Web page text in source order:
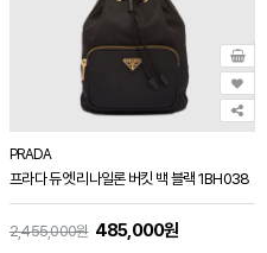
PRADA
프라다 듀엣 리나일론 버킷 백 블랙 1BH038
2,455,000원 485,000원